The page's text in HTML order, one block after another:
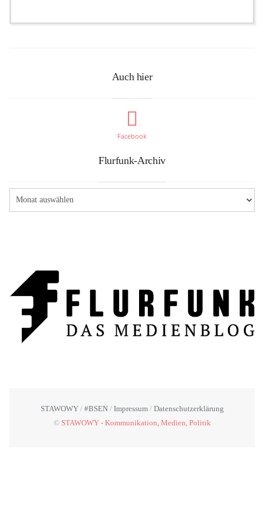
Auch hier
Facebook
Flurfunk-Archiv
STAWOWY #BSEN Impressum
Datenschutzerklärung
© STAWOWY - Kommunikation, Medien, Politik